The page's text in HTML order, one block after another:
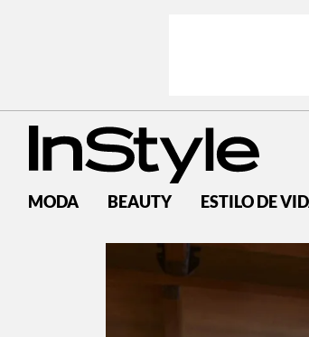
MODA BEAUTY ESTILO DE